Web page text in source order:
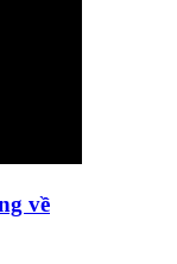
về